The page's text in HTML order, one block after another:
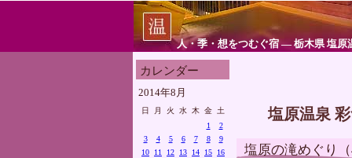
人・季・想をつむぐ宿 ― 栃木県 塩原
カレンダー
2014年8月
日 月 火 水 木 金
土
1
2
3
4 5 6 7 8
9
10
11 12 13 14 15
16
塩原温泉
塩原の滝めぐり